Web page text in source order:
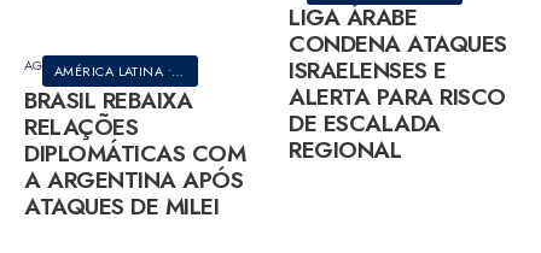
LIGA ÁRABE
CONDENA ATAQUES
ISRAELENSES E
ALERTA PARA RISCO
DE ESCALADA
REGIONAL
AMÉRICA LATINA • BRASIL
AGOSTO 7, 2026
BRASIL REBAIXA
RELAÇÕES
DIPLOMÁTICAS COM
A ARGENTINA APÓS
ATAQUES DE MILEI